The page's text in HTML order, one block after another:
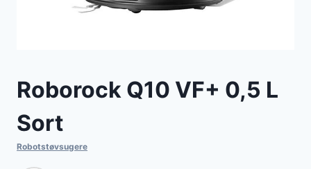
Roborock Q10 VF+ 0,5 L
Sort
Robotstøvsugere